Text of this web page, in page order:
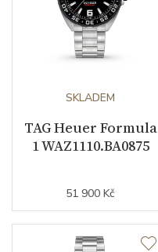
SKLADEM
TAG Heuer Formula
1 WAZ1110.BA0875
51 900 Kč